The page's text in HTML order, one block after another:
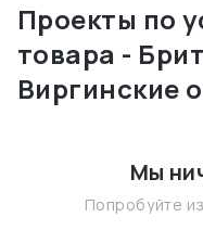
Проекты по
товара -
Виргинские
Мы
Попробуйте